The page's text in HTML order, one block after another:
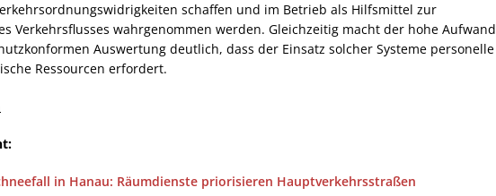
schaffen und im Betrieb als Hilfsmittel zur
Verkehrsflusses wahrgenommen werden. Gleichzeitig macht der hohe Aufwand
Auswertung deutlich, dass der Einsatz solcher Systeme personelle
Ressourcen erfordert.
in Hanau: Räumdienste priorisieren Hauptverkehrsstraßen